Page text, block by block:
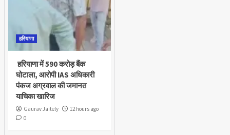
हरियाणा
हरियाणा में 590 करोड़ बैंक
घोटाला, आरोपी IAS अधिकारी
पंकज अग्रवाल की जमानत
याचिका खारिज
Gaurav Jaitely
12 hours ago
0